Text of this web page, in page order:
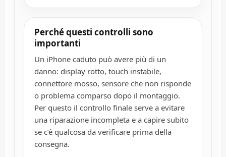
Perché questi controlli sono
importanti
Un iPhone caduto può avere più di un
danno: display rotto, touch instabile,
connettore mosso, sensore che non risponde
o problema comparso dopo il montaggio.
Per questo il controllo finale serve a evitare
una riparazione incompleta e a capire subito
se c’è qualcosa da verificare prima della
consegna.